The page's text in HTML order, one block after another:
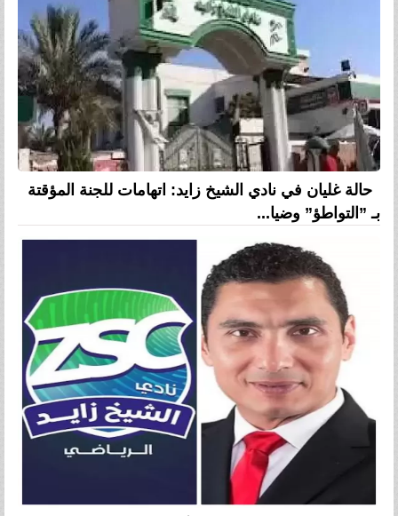
حالة غليان في نادي الشيخ زايد: اتهامات للجنة المؤقتة
بـ ”التواطؤ” وضيا...